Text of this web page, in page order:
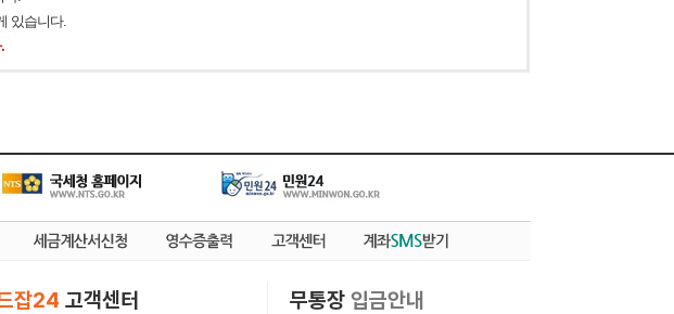
있습니다.
잡24 고객센터 무통장 입금안내